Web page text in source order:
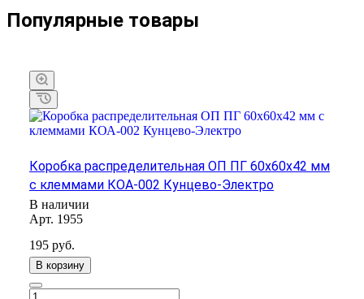
Популярные товары
Коробка распределительная ОП ПГ 60х60х42 мм
с клеммами КОА-002 Кунцево-Электро
В наличии
Арт. 1955
195 руб.
В корзину